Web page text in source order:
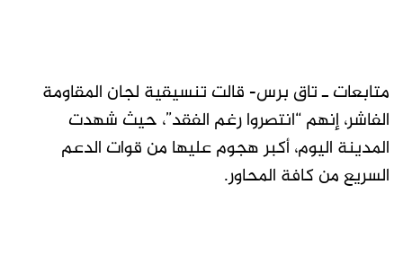
متابعات ـ تاق برس- قالت تنسيقية لجان المقاومة
الفاشر، إنهم “انتصروا رغم الفقد”، حيث شهدت
المدينة اليوم، أكبر هجوم عليها من قوات الدعم
السريع من كافة المحاور.